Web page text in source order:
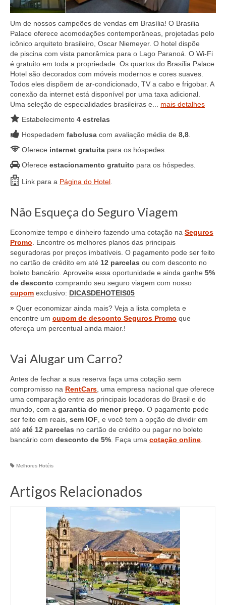
Um de nossos campeões de vendas em Brasília! O Brasilia
Palace oferece acomodações contemporâneas, projetadas pelo
icônico arquiteto brasileiro, Oscar Niemeyer. O hotel dispõe
de piscina com vista panorâmica para o Lago Paranoá. O Wi-Fi
é gratuito em toda a propriedade. Os quartos do Brasília Palace
Hotel são decorados com móveis modernos e cores suaves.
Todos eles dispõem de ar-condicionado, TV a cabo e frigobar. A
conexão da internet está disponível por uma taxa adicional.
Uma seleção de especialidades brasileiras e... mais detalhes
Estabelecimento 4 estrelas
Hospedadem fabolusa com avaliação média de 8,8
Oferece internet gratuita para os hóspedes.
Oferece estacionamento gratuito para os hóspedes.
Link para a Página do Hotel
Não Esqueça do Seguro Viagem
Economize tempo e dinheiro fazendo uma cotação na Seguros
Promo . Encontre os melhores planos das principais
seguradoras por preços imbatíveis. O pagamento pode ser feito
no cartão de crédito em até 12 parcelas ou com desconto no
boleto bancário. Aproveite essa oportunidade e ainda ganhe 5%
de desconto comprando seu seguro viagem com nosso
cupom exclusivo: DICASDEHOTEIS05
» Quer economizar ainda mais? Veja a lista completa e
encontre um cupom de desconto Seguros Promo que
ofereça um percentual ainda maior.!
Vai Alugar um Carro?
Antes de fechar a sua reserva faça uma cotação sem
compromisso na RentCars , uma empresa nacional que oferece
uma comparação entre as principais locadoras do Brasil e do
mundo, com a garantia do menor preço . O pagamento pode
ser feito em reais, sem IOF , e você tem a opção de dividir em
até até 12 parcelas no cartão de crédito ou pagar no boleto
bancário com desconto de 5% . Faça uma cotação online
Melhores Hotéis
Artigos Relacionados